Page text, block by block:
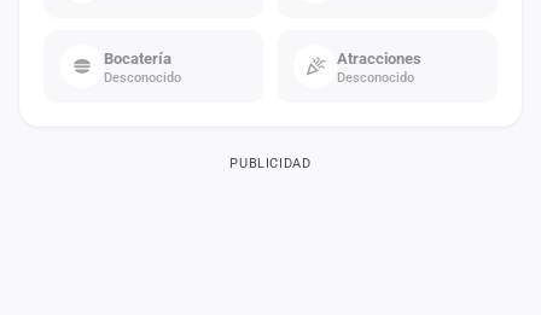
Bocatería
Desconocido
Atracciones
Desconocido
PUBLICIDAD